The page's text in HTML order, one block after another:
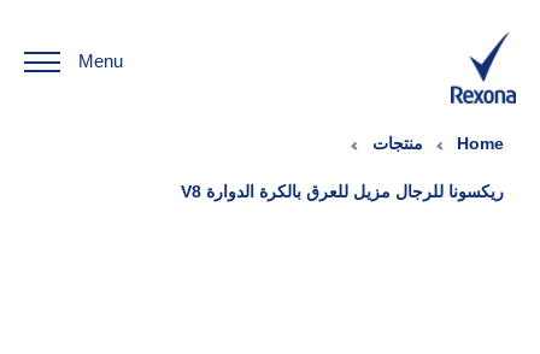
Menu
Home منتجات
ريكسونا للرجال مزيل للعرق بالكرة الدوارة V8